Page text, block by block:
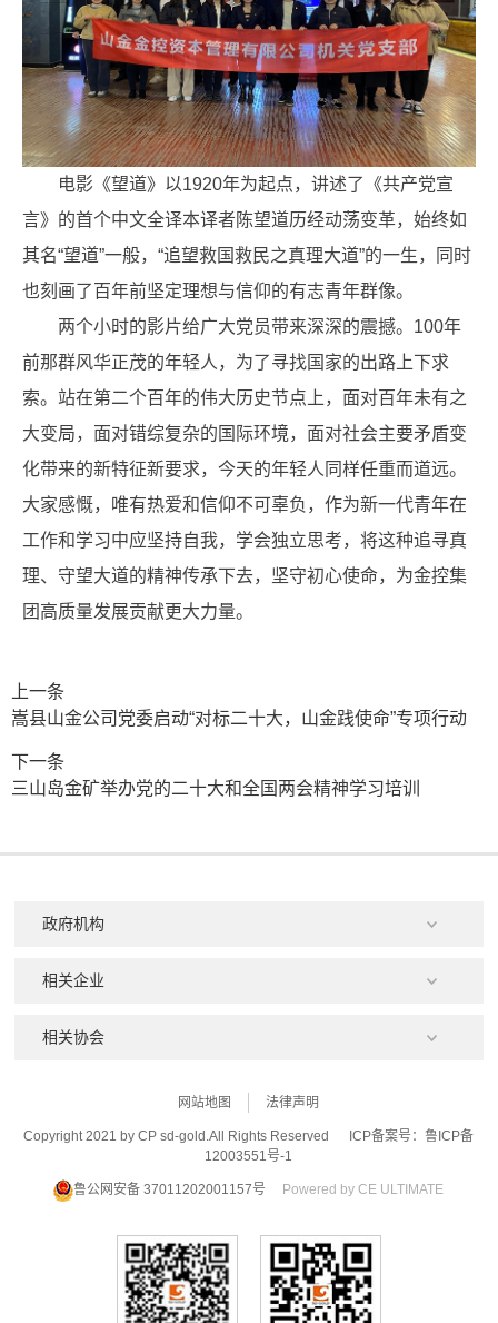
电影《望道》以1920年为起点，讲述了《共产党宣
言》的首个中文全译本译者陈望道历经动荡变革，始终如
其名“望道”一般，“追望救国救民之真理大道”的一生，同时
也刻画了百年前坚定理想与信仰的有志青年群像。
两个小时的影片给广大党员带来深深的震撼。100年
前那群风华正茂的年轻人，为了寻找国家的出路上下求
索。站在第二个百年的伟大历史节点上，面对百年未有之
大变局，面对错综复杂的国际环境，面对社会主要矛盾变
化带来的新特征新要求，今天的年轻人同样任重而道远。
大家感慨，唯有热爱和信仰不可辜负，作为新一代青年在
工作和学习中应坚持自我，学会独立思考，将这种追寻真
理、守望大道的精神传承下去，坚守初心使命，为金控集
团高质量发展贡献更大力量。
上一条
嵩县山金公司党委启动“对标二十大，山金践使命”专项行动
下一条
三山岛金矿举办党的二十大和全国两会精神学习培训
网站地图 法律声明
Copyright 2021 by CP sd-gold.All Rights Reserved
ICP备案号：鲁ICP备
12003551号-1
鲁公网安备 37011202001157号 Powered by CE ULTIMATE